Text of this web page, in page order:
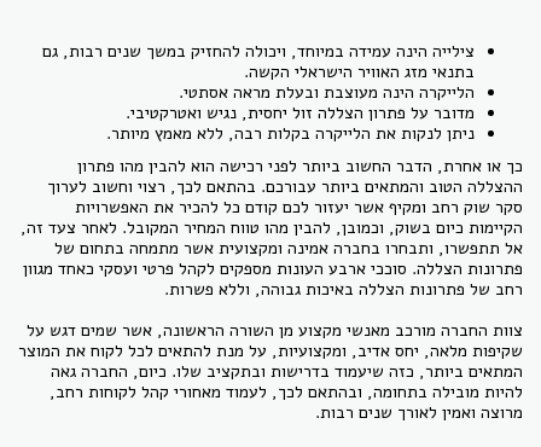
צילייה הינה עמידה במיוחד, ויכולה להחזיק במשך שנים רבות, גם
בתנאי מזג האוויר הישראלי הקשה.
הלייקרה הינה מעוצבת ובעלת מראה אסתטי.
מדובר על פתרון הצללה זול יחסית, נגיש ואטרקטיבי.
ניתן לנקות את הלייקרה בקלות רבה, ללא מאמץ מיותר.
כך או אחרת, הדבר החשוב ביותר לפני רכישה הוא להבין מהו פתרון
ההצללה הטוב והמתאים ביותר עבורכם. בהתאם לכך, רצוי וחשוב לערוך
סקר שוק רחב ומקיף אשר יעזור לכם קודם כל להכיר את האפשרויות
הקיימות כיום בשוק, וכמובן, להבין מהו טווח המחיר המקובל. לאחר צעד זה,
אל תתפשרו, ותבחרו בחברה אמינה ומקצועית אשר מתמחה בתחום של
פתרונות הצללה. סוככי ארבע העונות מספקים לקהל פרטי ועסקי כאחד מגוון
רחב של פתרונות הצללה באיכות גבוהה, וללא פשרות.
צוות החברה מורכב מאנשי מקצוע מן השורה הראשונה, אשר שמים דגש על
שקיפות מלאה, יחס אדיב, ומקצועיות, על מנת להתאים לכל לקוח את המוצר
המתאים ביותר, כזה שיעמוד בדרישות ובתקציב שלו. כיום, החברה גאה
להיות מובילה בתחומה, ובהתאם לכך, לעמוד מאחורי קהל לקוחות רחב,
מרוצה ואמין לאורך שנים רבות.